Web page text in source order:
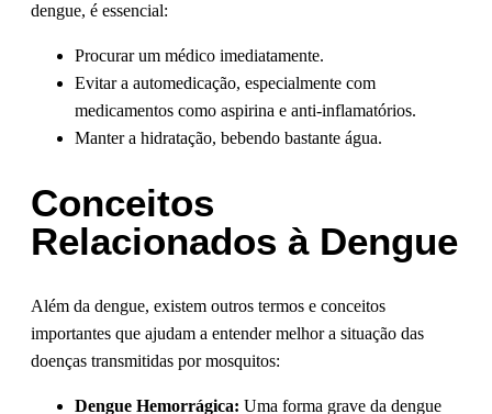
dengue, é essencial:
Procurar um médico imediatamente.
Evitar a automedicação, especialmente com
medicamentos como aspirina e anti-inflamatórios.
Manter a hidratação, bebendo bastante água.
Conceitos
Relacionados à Dengue
Além da dengue, existem outros termos e conceitos
importantes que ajudam a entender melhor a situação das
doenças transmitidas por mosquitos:
Dengue Hemorrágica: Uma forma grave da dengue